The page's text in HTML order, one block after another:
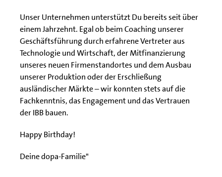
Unser Unternehmen unterstützt Du bereits seit über
einem Jahrzehnt. Egal ob beim Coaching unserer
Geschäftsführung durch erfahrene Vertreter aus
Technologie und Wirtschaft, der Mitfinanzierung
unseres neuen Firmenstandortes und dem Ausbau
unserer Produktion oder der Erschließung
ausländischer Märkte – wir konnten stets auf die
Fachkenntnis, das Engagement und das Vertrauen
der IBB bauen.
Happy Birthday!
Deine dopa-Familie"